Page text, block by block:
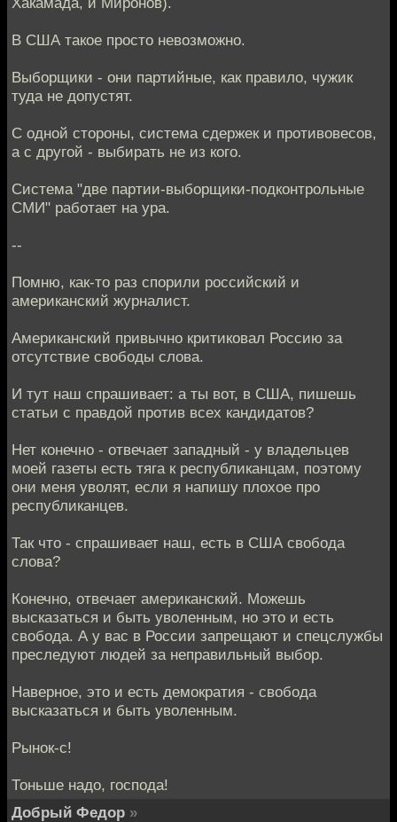
В США такое просто невозможно.
Выборщики - они партийные, как правило, чужик
туда не допустят.
С одной стороны, система сдержек и противовесов,
а с другой - выбирать не из кого.
Система "две партии-выборщики-подконтрольные
СМИ" работает на ура.
--
Помню, как-то раз спорили российский и
американский журналист.
Американский привычно критиковал Россию за
отсутствие свободы слова.
И тут наш спрашивает: а ты вот, в США, пишешь
статьи с правдой против всех кандидатов?
Нет конечно - отвечает западный - у владельцев
моей газеты есть тяга к республиканцам, поэтому
они меня уволят, если я напишу плохое про
республиканцев.
Так что - спрашивает наш, есть в США свобода
слова?
Конечно, отвечает американский. Можешь
высказаться и быть уволенным, но это и есть
свобода. А у вас в России запрещают и спецслужбы
преследуют людей за неправильный выбор.
Наверное, это и есть демократия - свобода
высказаться и быть уволенным.
Рынок-с!
Тоньше надо, господа!
Добрый Федор »